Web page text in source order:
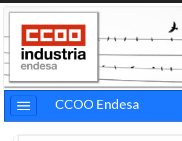
Pasar
contenido
principal
CCOO Endesa